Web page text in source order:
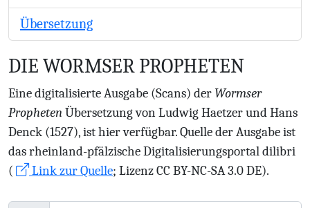
Übersetzung
DIE WORMSER PROPHETEN
Eine digitalisierte Ausgabe (Scans) der Wormser
ProphetenÜbersetzung von Ludwig Haetzer und Hans
Denck (1527), ist hier verfügbar. Quelle der Ausgabe ist
das rheinland-pfälzische Digitalisierungsportal dilibri
(
Link zur Quelle; Lizenz CC BY-NC-SA 3.0 DE).